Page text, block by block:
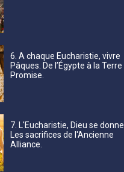
6 . A chaque Eucharistie, vivre
Pâques. De l’Égypte à la Terre
Promise.
7. L'Eucharistie, Dieu se donne.
Les sacrifices de l'Ancienne
Alliance.